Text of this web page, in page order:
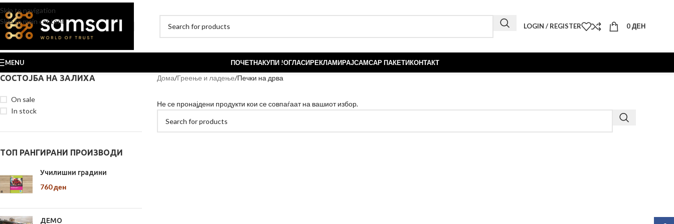
Skip to navigation
Skip to main content
LOGIN / REGISTER 0ДЕН
MENU ПОЧЕТНАКУПИ !ОГЛАСИРЕКЛАМИРАЈСАМСАР ПАКЕТИКОНТАКТ
СОСТОЈБА НА ЗАЛИХА
On sale
In stock
ТОП РАНГИРАНИ ПРОИЗВОДИ
Училишни градини
760ден
ДЕМО
Дома Греење и ладење Печки на дрва
Не се пронајдени продукти кои се совпаѓаат на вашиот избор.